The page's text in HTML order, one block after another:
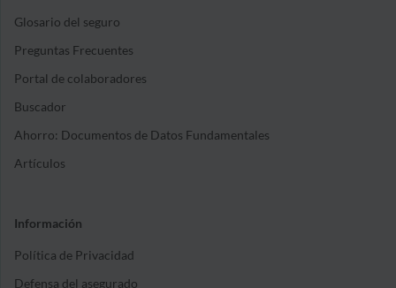
Glosario del seguro
Preguntas Frecuentes
Portal de colaboradores
Buscador
Ahorro: Documentos de Datos Fundamentales
Artículos
Información
Política de Privacidad
Defensa del asegurado